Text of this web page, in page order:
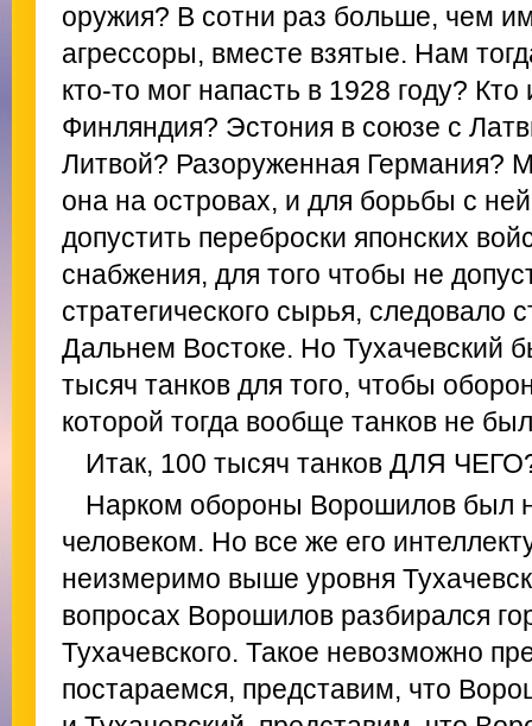
оружия? В сотни раз больше, чем
агрессоры, вместе взятые. Нам
кто-то мог напасть в 1928 году?
Финляндия? Эстония в союзе с
Литвой? Разоруженная Германия?
она на островах, и для борьбы с
допустить переброски японских
снабжения, для того чтобы не
стратегического сырья,
Дальнем Востоке. Но Тухачевский
тысяч танков для того, чтобы
которой тогда вообще танков не
Итак, 100 тысяч танков ДЛЯ
Нарком обороны Ворошилов был
человеком. Но все же его
неизмеримо выше уровня
вопросах Ворошилов разбирался
Тухачевского. Такое невозможно
постараемся, представим, что